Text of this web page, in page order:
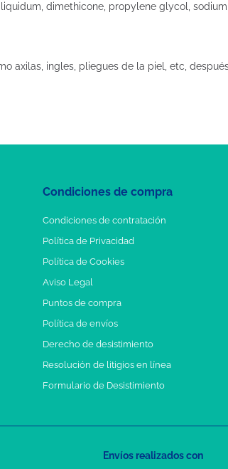
dimethicone, propylene glycol,
axilas, ingles, pliegues de la piel, etc,
Condiciones de compra
Condiciones de contratación
Política de Privacidad
Política de Cookies
Aviso Legal
Puntos de compra
Política de envíos
Derecho de desistimiento
Resolución de litigios en línea
Formulario de Desistimiento
Envíos realizados con